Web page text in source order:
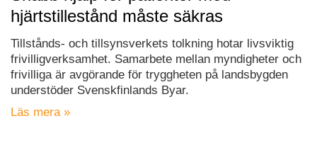
hjärtstillestånd måste säkras
Tillstånds- och tillsynsverkets tolkning hotar livsviktig
frivilligverksamhet. Samarbete mellan myndigheter och
frivilliga är avgörande för tryggheten på landsbygden
understöder Svenskfinlands Byar.
Läs mera »